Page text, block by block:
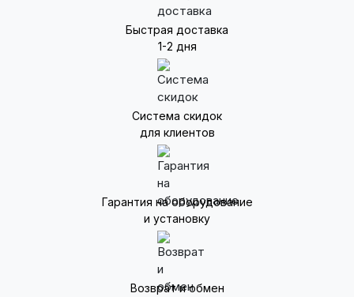
Быстрая доставка
1-2 дня
Система скидок
для клиентов
Гарантия на оборудование
и установку
Возврат и обмен